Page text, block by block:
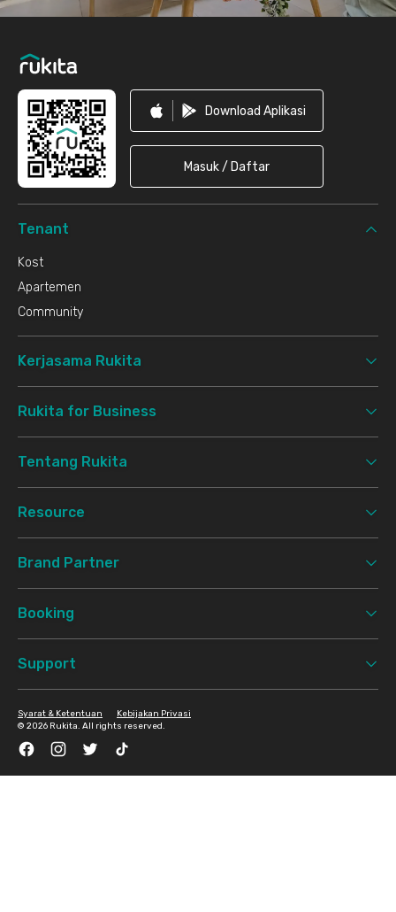
Download Aplikasi
Masuk / Daftar
Tenant
Kost
Apartemen
Community
Kerjasama Rukita
Rukita for Business
Tentang Rukita
Resource
Brand Partner
Booking
Support
© 2026 Rukita. All rights reserved.
Syarat & Ketentuan Kebijakan Privasi
FacebookInstagramTwitter TikTok